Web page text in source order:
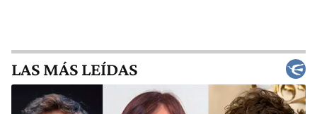
LAS MÁS LEÍDAS